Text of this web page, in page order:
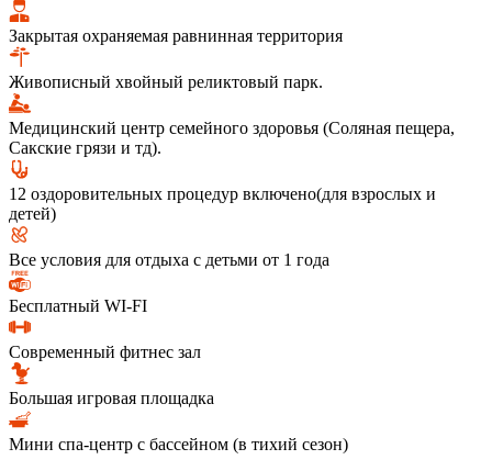
Закрытая охраняемая равнинная территория
Живописный хвойный реликтовый парк.
Медицинский центр семейного здоровья (Соляная пещера,
Сакские грязи и тд).
12 оздоровительных процедур включено(для взрослых и
детей)
Все условия для отдыха с детьми от 1 года
Бесплатный WI-FI
Современный фитнес зал
Большая игровая площадка
Мини спа-центр с бассейном (в тихий сезон)